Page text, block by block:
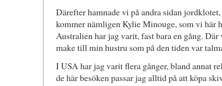
Därefter hamnade vi på andra sidan
kommer nämligen Kylie Minouge, som vi här
Australien har jag varit, fast bara en gång.
make till min hustru som på den tiden var
I USA har jag varit flera gånger, bland annat
de här besöken passar jag alltid på att köpa